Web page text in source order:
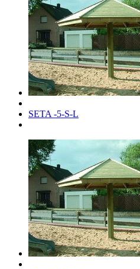
SETA -5-S-L